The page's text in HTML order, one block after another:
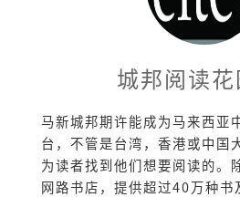
城邦阅读花
马新城邦期许能成为马来西亚
台，不管是台湾，香港或中国
为读者找到他们想要阅读的。
网路书店，提供超过40万种书